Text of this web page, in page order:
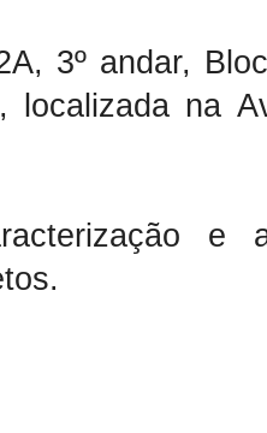
3º andar,
localizada na
e